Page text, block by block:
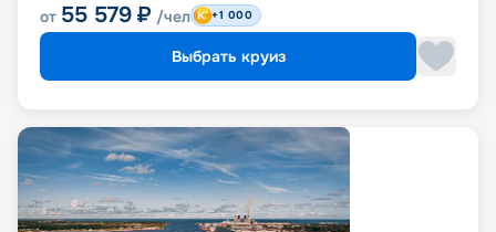
от 55 579 ₽ /чел +1 000
Выбрать круиз